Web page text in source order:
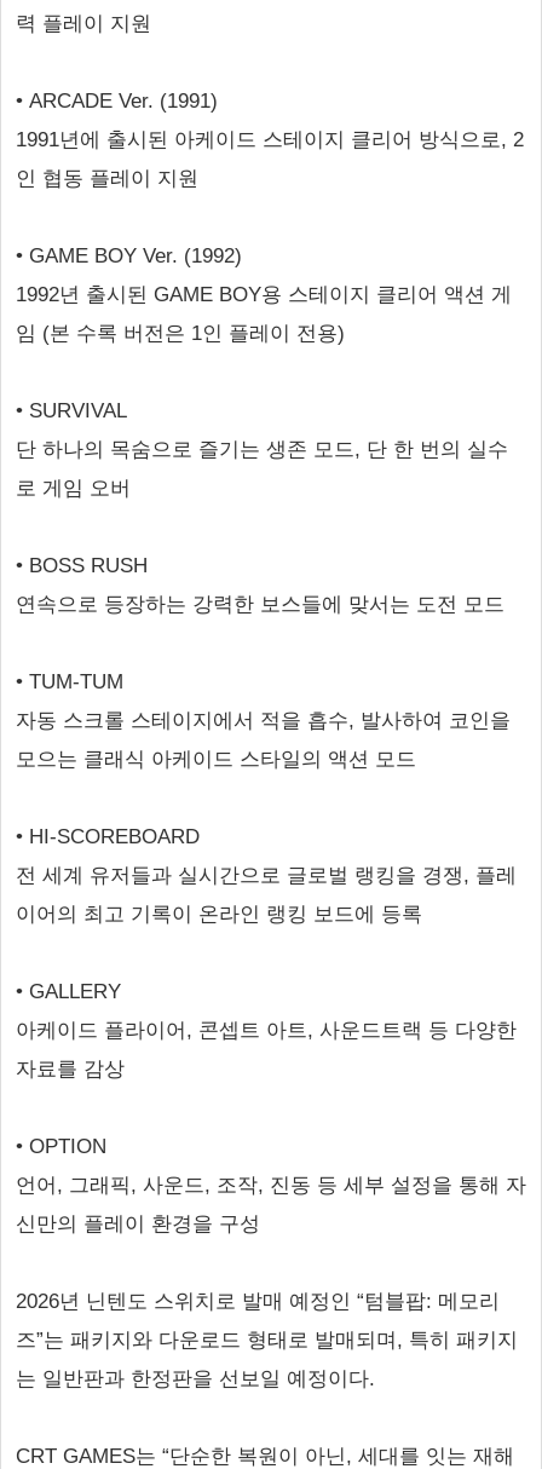
력 플레이 지원
• ARCADE Ver. (1991)
1991년에 출시된 아케이드 스테이지 클리어 방식으로, 2
인 협동 플레이 지원
• GAME BOY Ver. (1992)
1992년 출시된 GAME BOY용 스테이지 클리어 액션 게
임 (본 수록 버전은 1인 플레이 전용)
• SURVIVAL
단 하나의 목숨으로 즐기는 생존 모드, 단 한 번의 실수
로 게임 오버
• BOSS RUSH
연속으로 등장하는 강력한 보스들에 맞서는 도전 모드
• TUM-TUM
자동 스크롤 스테이지에서 적을 흡수, 발사하여 코인을
모으는 클래식 아케이드 스타일의 액션 모드
• HI-SCOREBOARD
전 세계 유저들과 실시간으로 글로벌 랭킹을 경쟁, 플레
이어의 최고 기록이 온라인 랭킹 보드에 등록
• GALLERY
아케이드 플라이어, 콘셉트 아트, 사운드트랙 등 다양한
자료를 감상
• OPTION
언어, 그래픽, 사운드, 조작, 진동 등 세부 설정을 통해 자
신만의 플레이 환경을 구성
2026년 닌텐도 스위치로 발매 예정인 “텀블팝: 메모리
즈”는 패키지와 다운로드 형태로 발매되며, 특히 패키지
는 일반판과 한정판을 선보일 예정이다.
CRT GAMES는 “단순한 복원이 아닌, 세대를 잇는 재해